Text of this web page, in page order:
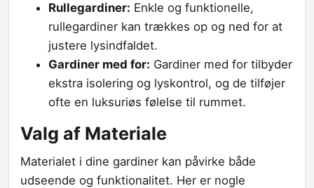
Rullegardiner: Enkle og funktionelle,
rullegardiner kan trækkes op og ned for at
justere lysindfaldet.
Gardiner med for: Gardiner med for tilbyder
ekstra isolering og lyskontrol, og de tilføjer
ofte en luksuriøs følelse til rummet.
Valg af Materiale
Materialet i dine gardiner kan påvirke både
udseende og funktionalitet. Her er nogle